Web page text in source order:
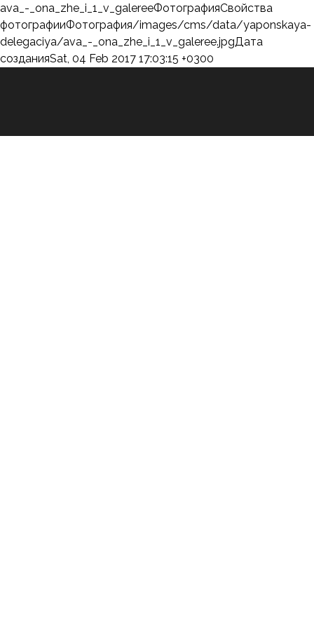
ava_-_ona_zhe_i_1_v_galereeФотографияСвойства
фотографииФотография/images/cms/data/yaponskaya-
delegaciya/ava_-_ona_zhe_i_1_v_galeree.jpgДата
созданияSat, 04 Feb 2017 17:03:15 +0300
Студия Парфенова